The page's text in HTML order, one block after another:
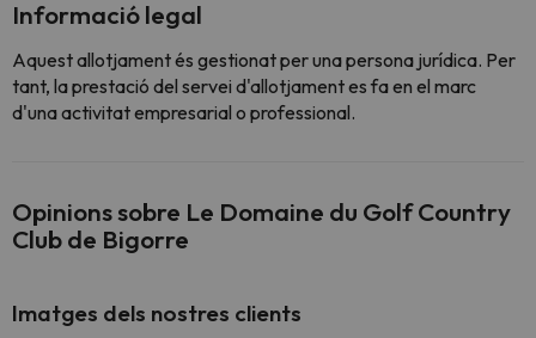
Informació legal
Aquest allotjament és gestionat per una persona jurídica. Per
tant, la prestació del servei d'allotjament es fa en el marc
d'una activitat empresarial o professional.
Opinions sobre Le Domaine du Golf Country
Club de Bigorre
Imatges dels nostres clients